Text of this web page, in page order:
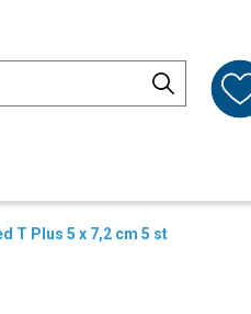
T Plus 5 x 7,2 cm 5 st